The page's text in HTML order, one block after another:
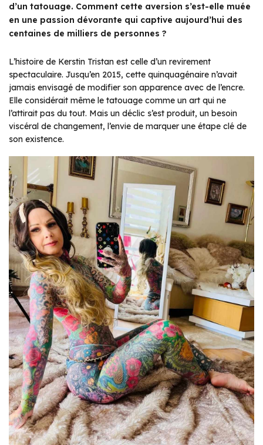
d’un tatouage. Comment cette aversion s’est-elle muée
en une passion dévorante qui captive aujourd’hui des
centaines de milliers de personnes ?
L’histoire de Kerstin Tristan est celle d’un revirement
spectaculaire. Jusqu’en 2015, cette quinquagénaire n’avait
jamais envisagé de modifier son apparence avec de l’encre.
Elle considérait même le tatouage comme un art qui ne
l’attirait pas du tout. Mais un déclic s’est produit, un besoin
viscéral de changement, l’envie de marquer une étape clé de
son existence.